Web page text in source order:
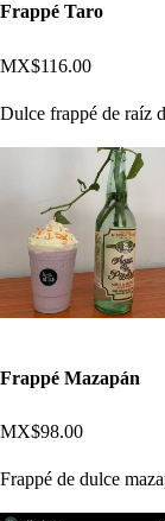
Frappé Taro
MX$116.00
Dulce frappé de raíz
Frappé Mazapán
MX$98.00
Frappé de dulce